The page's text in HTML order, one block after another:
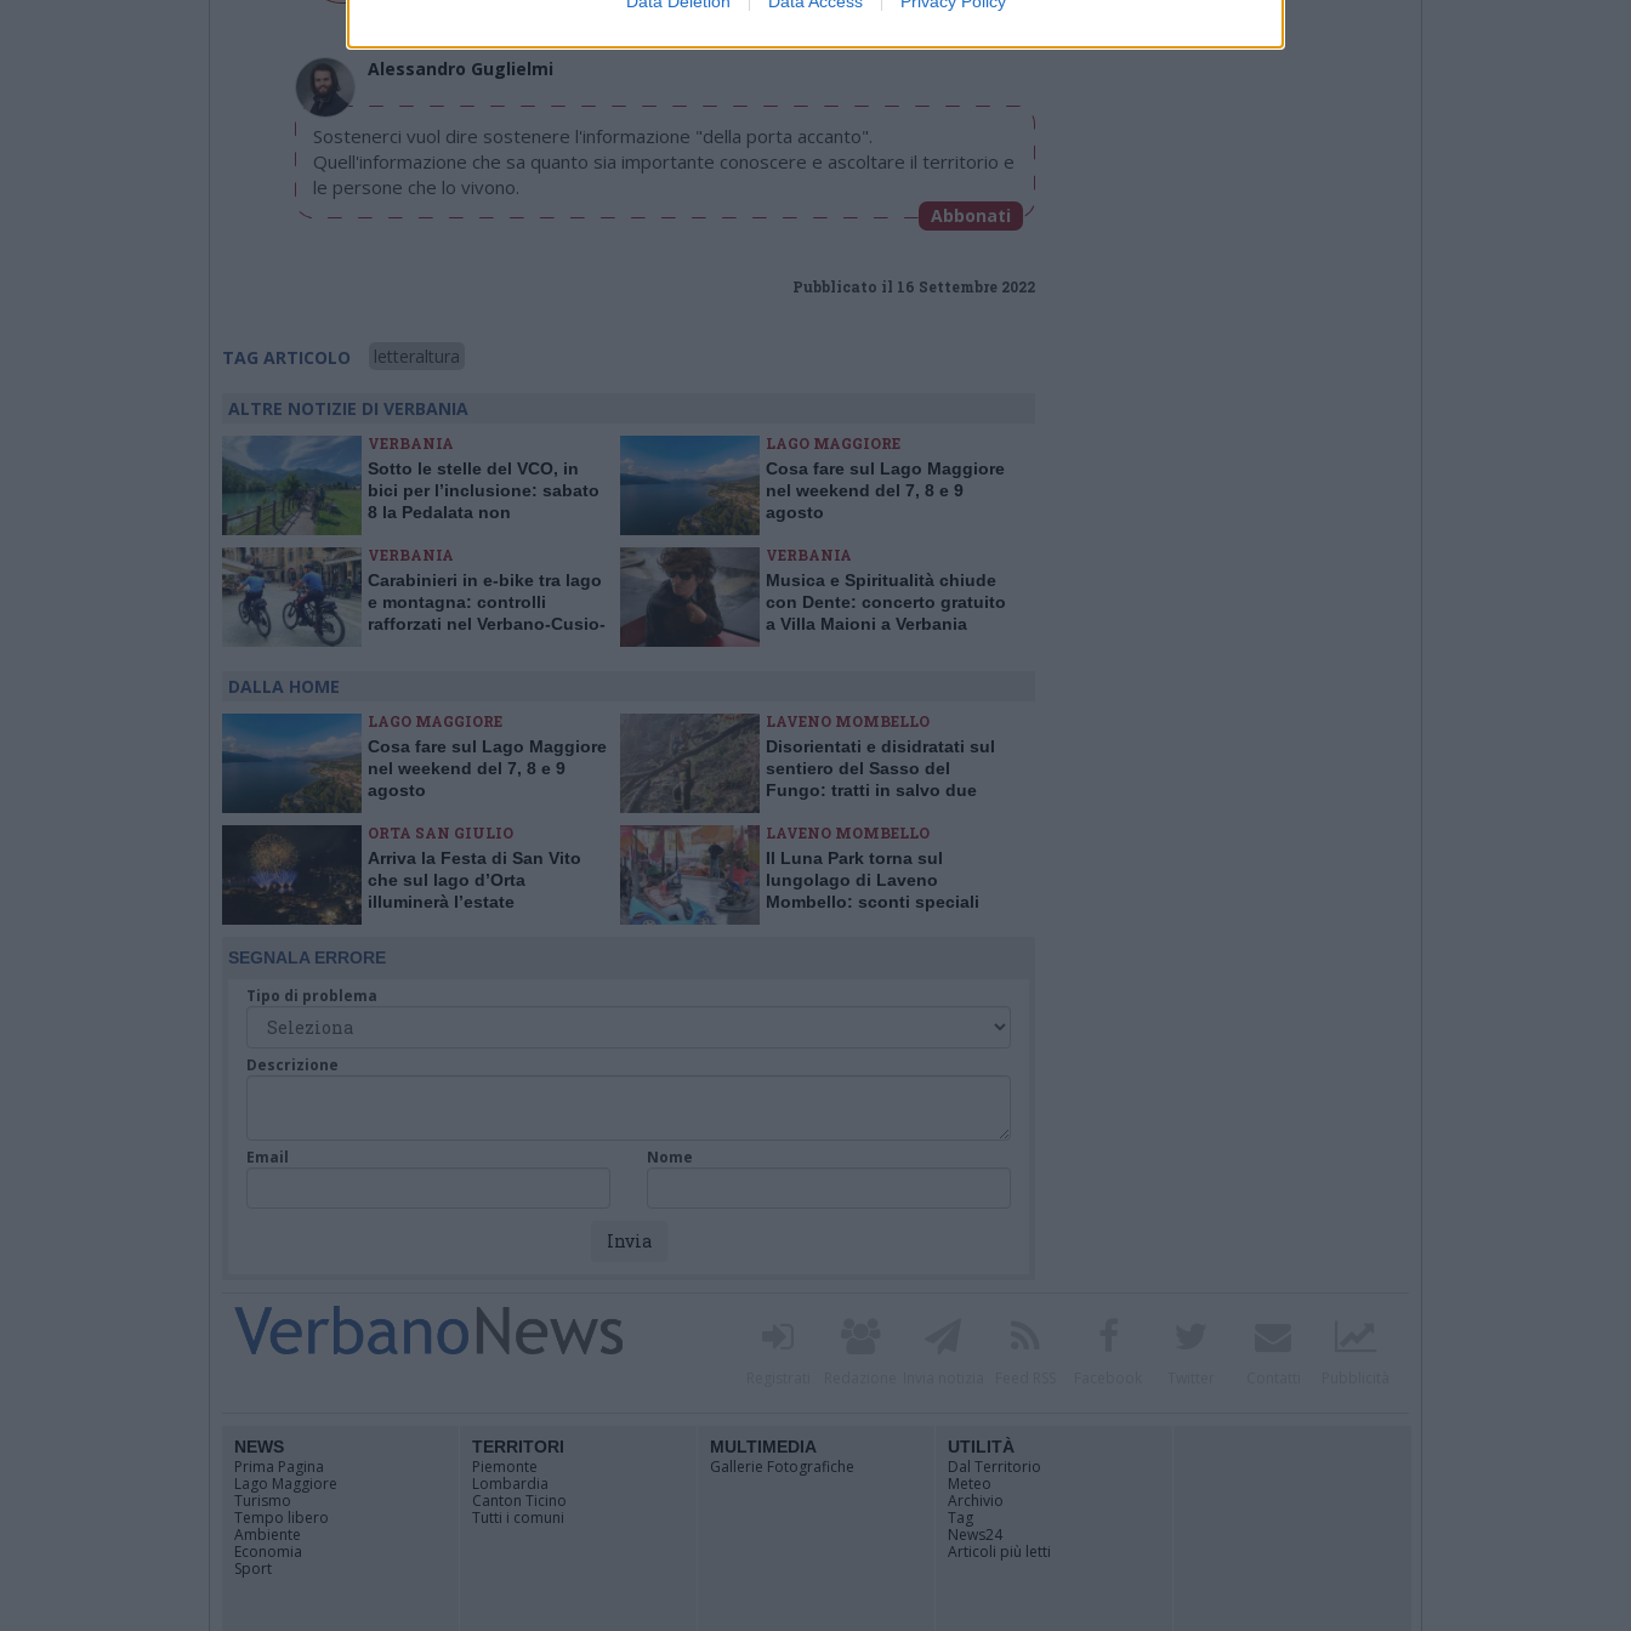
Alessandro Guglielmi
Sostenerci vuol dire sostenere l'informazione "della porta accanto".
Quell'informazione che sa quanto sia importante conoscere e ascoltare il territorio e
le persone che lo vivono.
Abbonati
Pubblicato il 16 Settembre 2022
TAG ARTICOLO letteraltura
ALTRE NOTIZIE DI VERBANIA
VERBANIA
Sotto le stelle del VCO, in
bici per l’inclusione: sabato
8 la Pedalata non
LAGO MAGGIORE
Cosa fare sul Lago Maggiore
nel weekend del 7, 8 e 9
agosto
VERBANIA
Carabinieri in e-bike tra lago
e montagna: controlli
rafforzati nel Verbano-Cusio-
VERBANIA
Musica e Spiritualità chiude
con Dente: concerto gratuito
a Villa Maioni a Verbania
DALLA HOME
LAGO MAGGIORE
Cosa fare sul Lago Maggiore
nel weekend del 7, 8 e 9
agosto
LAVENO MOMBELLO
Disorientati e disidratati sul
sentiero del Sasso del
Fungo: tratti in salvo due
ORTA SAN GIULIO
Arriva la Festa di San Vito
che sul lago d’Orta
illuminerà l’estate
LAVENO MOMBELLO
Il Luna Park torna sul
lungolago di Laveno
Mombello: sconti speciali
SEGNALA ERRORE
Tipo di problema
Descrizione
Email Nome
NEWS
Prima Pagina
Lago Maggiore
Turismo
Tempo libero
Ambiente
Economia
Sport
TERRITORI
Piemonte
Lombardia
Canton Ticino
Tutti i comuni
MULTIMEDIA
Gallerie Fotografiche
UTILITÀ
Dal Territorio
Meteo
Archivio
Tag
News24
Articoli più letti